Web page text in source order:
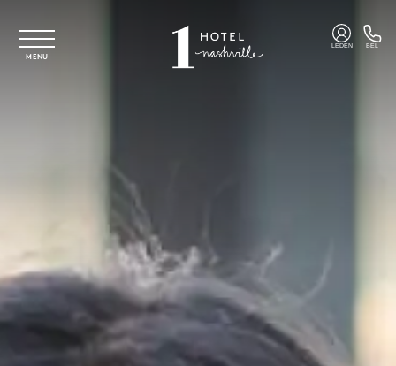
MENU
LEDEN BEL